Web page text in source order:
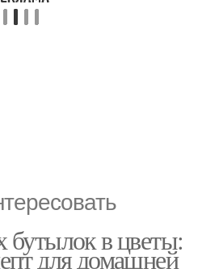
бутылок в цветы:
для домашней